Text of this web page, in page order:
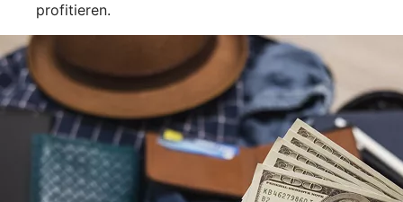
profitieren.